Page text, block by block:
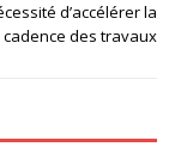
d’accélérer la
cadence des travaux